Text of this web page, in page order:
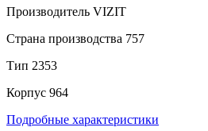
Производитель VIZIT
Страна производства 757
Тип 2353
Корпус 964
Подробные характеристики